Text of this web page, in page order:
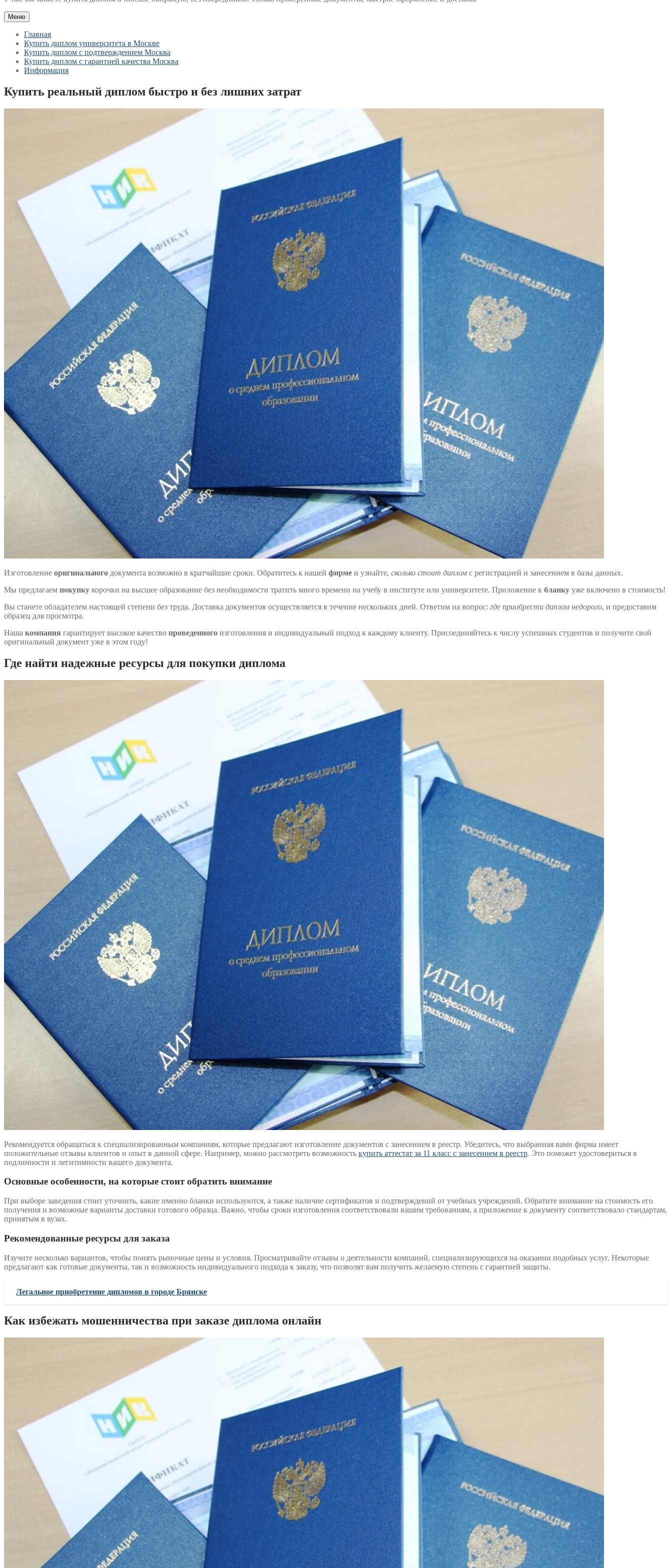
Меню
Главная
Купить диплом университета в Москве
Купить диплом с подтверждением Москва
Купить диплом с гарантией качества Москва
Информация
Купить реальный диплом быстро и без лишних затрат
Изготовление оригинального документа возможно в кратчайшие сроки. Обратитесь к нашей фирме и узнайте, сколько стоит диплом с регистрацией и занесением в базы данных.
Мы предлагаем покупку корочки на высшее образование без необходимости тратить много времени на учебу в институте или университете. Приложение к бланку уже включено в стоимость!
Вы станете обладателем настоящей степени без труда. Доставка документов осуществляется в течение нескольких дней. Ответим на вопрос: где приобрести диплом недорого, и предоставим
образец для просмотра.
Наша компания гарантирует высокое качество проведенного изготовления и индивидуальный подход к каждому клиенту. Присоединяйтесь к числу успешных студентов и получите свой
оригинальный документ уже в этом году!
Где найти надежные ресурсы для покупки диплома
Рекомендуется обращаться к специализированным компаниям, которые предлагают изготовление документов с занесением в реестр. Убедитесь, что выбранная вами фирма имеет
положительные отзывы клиентов и опыт в данной сфере. Например, можно рассмотреть возможность купить аттестат за 11 класс с занесением в реестр. Это поможет удостовериться в
подлинности и легитимности вашего документа.
Основные особенности, на которые стоит обратить внимание
При выборе заведения стоит уточнить, какие именно бланки используются, а также наличие сертификатов и подтверждений от учебных учреждений. Обратите внимание на стоимость его
получения и возможные варианты доставки готового образца. Важно, чтобы сроки изготовления соответствовали вашим требованиям, а приложение к документу соответствовало стандартам,
принятым в вузах.
Рекомендованные ресурсы для заказа
Изучите несколько вариантов, чтобы понять рыночные цены и условия. Просматривайте отзывы о деятельности компаний, специализирующихся на оказании подобных услуг. Некоторые
предлагают как готовые документы, так и возможность индивидуального подхода к заказу, что позволят вам получить желаемую степень с гарантией защиты.
Легальное приобретение дипломов в городе Брянске
Как избежать мошенничества при заказе диплома онлайн